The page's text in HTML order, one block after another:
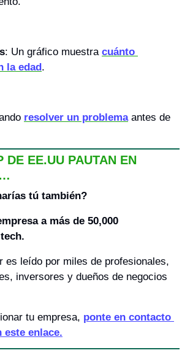
: Un gráfico muestra cuánto
la edad .
resolver un problema antes de
DE EE.UU PAUTAN EN
tú también?
a más de 50,000
es leído por miles de profesionales,
inversores y dueños de negocios
tu empresa, ponte en contacto
enlace.